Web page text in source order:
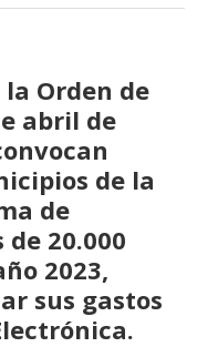
Orden de
abril de
de la
de
20.000
2023,
sus gastos